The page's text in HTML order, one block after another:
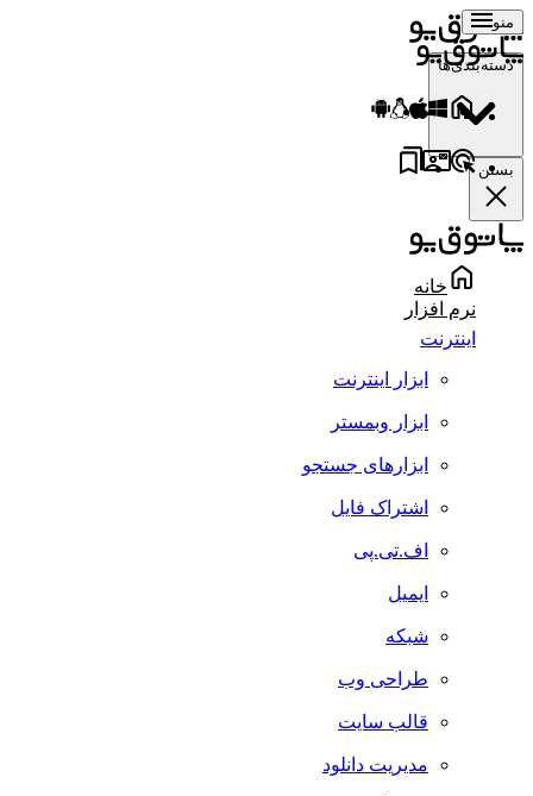
منو
دسته‌بندی‌ها
بستن
خانه
نرم افزار
اینترنت
ابزار اینترنت
ابزار وبمستر
ابزارهای جستجو
اشتراک فایل
اف.تی.پی
ایمیل
شبکه
طراحی وب
قالب سایت
مدیریت دانلود